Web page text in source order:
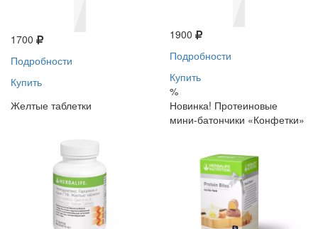
1700
Подробности
Купить
1900
Подробности
Купить
%
Желтые таблетки
Новинка! Протеиновые
мини-батончики «Конфетки»